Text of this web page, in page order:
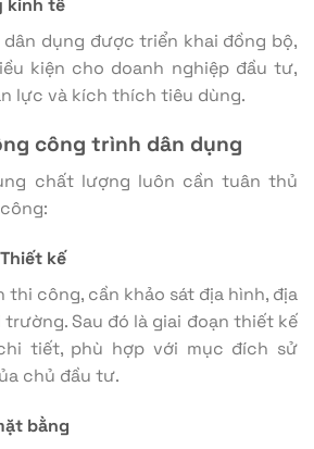
kinh tế
dụng được triển khai đồng bộ,
kiện cho doanh nghiệp đầu tư,
lực và kích thích tiêu dùng.
công trình dân dụng
chất lượng luôn cần tuân thủ
kế
thi công, cần khảo sát địa hình, địa
Sau đó là giai đoạn thiết kế
tiết, phù hợp với mục đích sử
chủ đầu tư.
bằng